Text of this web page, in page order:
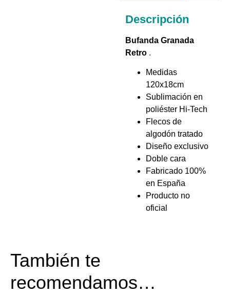
Descripción
Bufanda Granada
Retro .
Medidas
120x18cm
Sublimación en
poliéster Hi-Tech
Flecos de
algodón tratado
Diseño exclusivo
Doble cara
Fabricado 100%
en España
Producto no
oficial
También te
recomendamos…